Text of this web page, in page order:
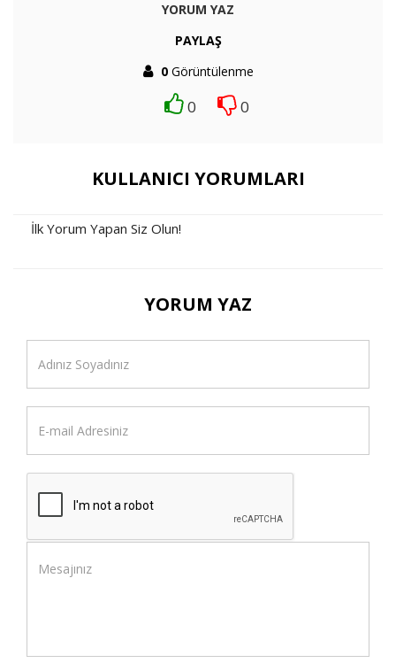
YORUM YAZ
PAYLAŞ
0Görüntülenme
0 0
KULLANICI YORUMLARI
İlk Yorum Yapan Siz Olun!
YORUM YAZ